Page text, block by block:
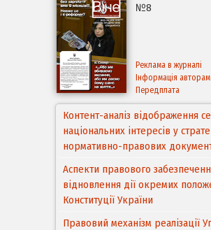
№8
Реклама в журналі
Інформація авторам
Передплата
Контент-аналіз відображення
національних інтересів у
нормативно-правових
Аспекти правового
відновлення дії окремих
Конституції України
Правовий механізм реалізації